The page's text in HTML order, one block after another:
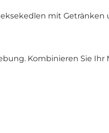
mit
Kombinieren Sie